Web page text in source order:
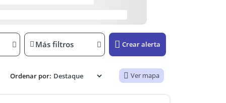
Más filtros Crear alerta
Ordenar por: Ver mapa